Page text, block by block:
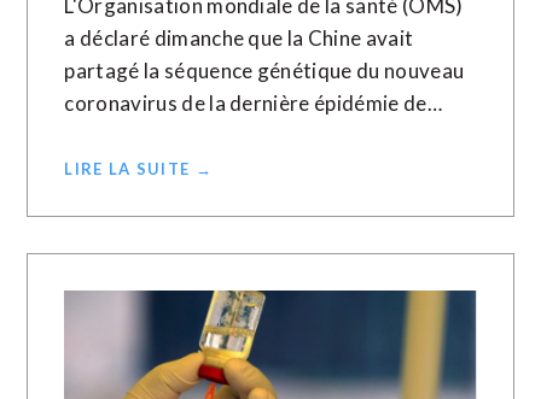
L'Organisation mondiale de la santé (OMS)
a déclaré dimanche que la Chine avait
partagé la séquence génétique du nouveau
coronavirus de la dernière épidémie de…
LIRE LA SUITE →